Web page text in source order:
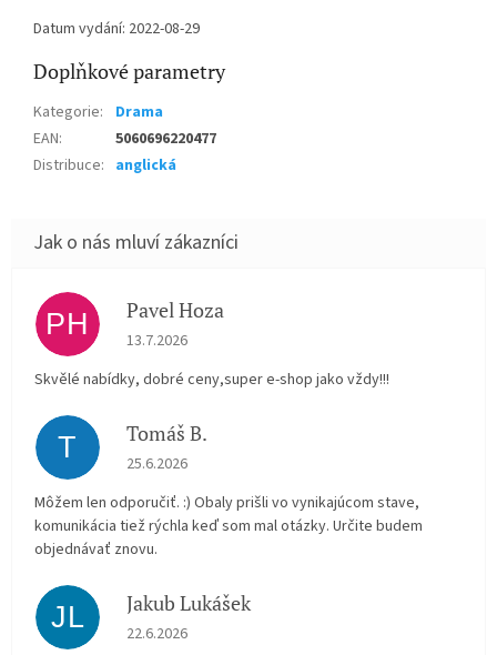
Datum vydání: 2022-08-29
Doplňkové parametry
Kategorie:
Drama
EAN:
5060696220477
Distribuce: anglická
PH Pavel Hoza
Hodnocení obchodu je 5 z 5 hvězdiček.
13.7.2026
Skvělé nabídky, dobré ceny,super e-shop jako vždy!!!
T Tomáš B.
Hodnocení obchodu je 5 z 5 hvězdiček.
25.6.2026
Môžem len odporučiť. :) Obaly prišli vo vynikajúcom stave,
komunikácia tiež rýchla keď som mal otázky. Určite budem
objednávať znovu.
JL Jakub Lukášek
Hodnocení obchodu je 5 z 5 hvězdiček.
22.6.2026